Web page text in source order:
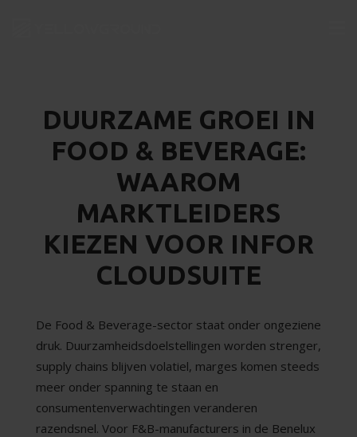
DUURZAME GROEI IN
FOOD & BEVERAGE:
WAAROM
MARKTLEIDERS
KIEZEN VOOR INFOR
CLOUDSUITE
De Food & Beverage-sector staat onder ongeziene
druk. Duurzamheidsdoelstellingen worden strenger,
supply chains blijven volatiel, marges komen steeds
meer onder spanning te staan en
consumentenverwachtingen veranderen
razendsnel. Voor F&B-manufacturers in de Benelux